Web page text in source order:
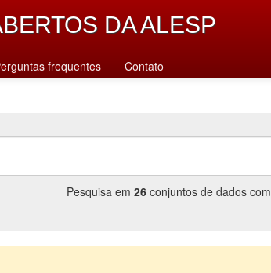
DA ALESP
frequentes Contato
Pesquisa em 26 conjuntos de dados com